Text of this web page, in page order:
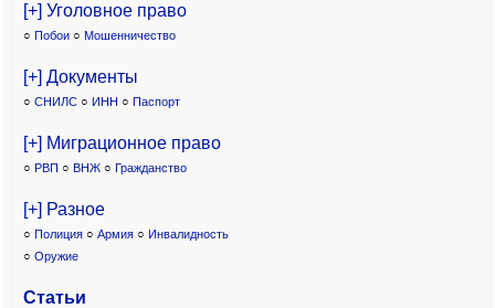
[+] Уголовное право
○ Побои ○ Мошенничество
[+] Документы
○ СНИЛС ○ ИНН ○ Паспорт
[+] Миграционное право
○ РВП ○ ВНЖ ○ Гражданство
[+] Разное
○ Полиция ○ Армия ○ Инвалидность
○ Оружие
Статьи